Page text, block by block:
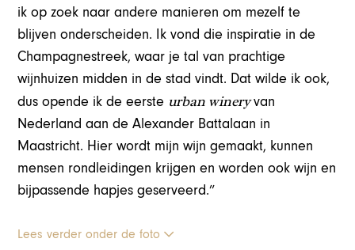
ik op zoek naar andere manieren om mezelf te
blijven onderscheiden. Ik vond die inspiratie in de
Champagnestreek, waar je tal van prachtige
wijnhuizen midden in de stad vindt. Dat wilde ik ook,
dus opende ik de eerste urban wineryvan
Nederland aan de Alexander Battalaan in
Maastricht. Hier wordt mijn wijn gemaakt, kunnen
mensen rondleidingen krijgen en worden ook wijn en
bijpassende hapjes geserveerd.”
Lees verder onder de foto